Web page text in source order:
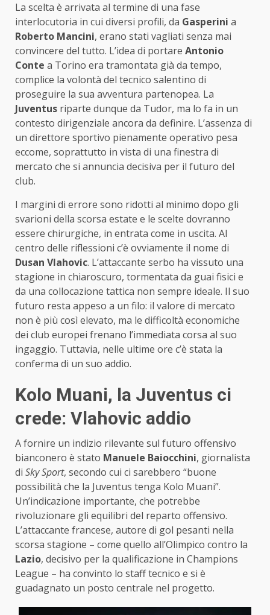
La scelta è arrivata al termine di una fase
interlocutoria in cui diversi profili, da Gasperini a
Roberto Mancini, erano stati vagliati senza mai
convincere del tutto. L’idea di portare Antonio
Conte a Torino era tramontata già da tempo,
complice la volontà del tecnico salentino di
proseguire la sua avventura partenopea. La
Juventus riparte dunque da Tudor, ma lo fa in un
contesto dirigenziale ancora da definire. L’assenza di
un direttore sportivo pienamente operativo pesa
eccome, soprattutto in vista di una finestra di
mercato che si annuncia decisiva per il futuro del
club.
I margini di errore sono ridotti al minimo dopo gli
svarioni della scorsa estate e le scelte dovranno
essere chirurgiche, in entrata come in uscita. Al
centro delle riflessioni c’è ovviamente il nome di
Dusan Vlahovic. L’attaccante serbo ha vissuto una
stagione in chiaroscuro, tormentata da guai fisici e
da una collocazione tattica non sempre ideale. Il suo
futuro resta appeso a un filo: il valore di mercato
non è più così elevato, ma le difficoltà economiche
dei club europei frenano l’immediata corsa al suo
ingaggio. Tuttavia, nelle ultime ore c’è stata la
conferma di un suo addio.
Kolo Muani, la Juventus ci
crede: Vlahovic addio
A fornire un indizio rilevante sul futuro offensivo
bianconero è stato Manuele Baiocchini, giornalista
di Sky Sport, secondo cui ci sarebbero “buone
possibilità che la Juventus tenga Kolo Muani”.
Un’indicazione importante, che potrebbe
rivoluzionare gli equilibri del reparto offensivo.
L’attaccante francese, autore di gol pesanti nella
scorsa stagione – come quello all’Olimpico contro la
Lazio, decisivo per la qualificazione in Champions
League – ha convinto lo staff tecnico e si è
guadagnato un posto centrale nel progetto.